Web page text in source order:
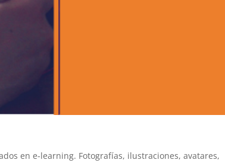
en e-learning. Fotografías, ilustraciones, avatares,